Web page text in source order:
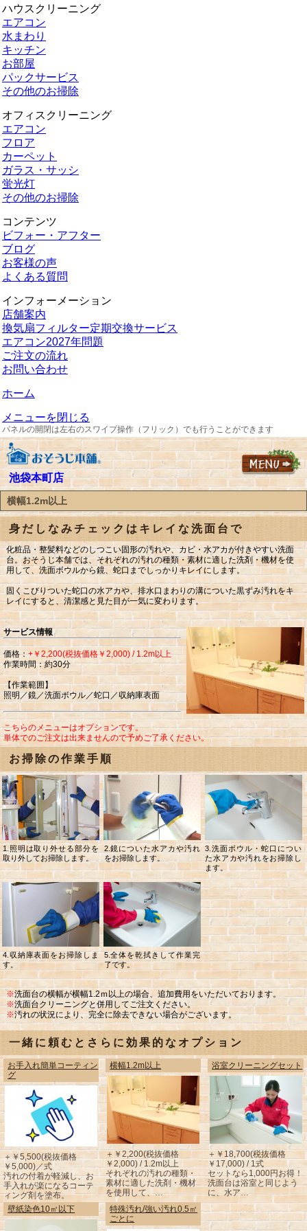
ハウスクリーニング
エアコン
水まわり
キッチン
お部屋
パックサービス
その他のお掃除
オフィスクリーニング
エアコン
フロア
カーペット
ガラス・サッシ
蛍光灯
その他のお掃除
コンテンツ
ビフォー・アフター
ブログ
お客様の声
よくある質問
インフォーメーション
店舗案内
換気扇フィルター定期交換サービス
エアコン2027年問題
ご注文の流れ
お問い合わせ
ホーム
メニューを閉じる
パネルの開閉は左右のスワイプ操作（フリック）でも行うことができます
池袋本町店
横幅1.2m以上
身だしなみチェックはキレイな洗面台で
化粧品・整髪料などのしつこい固形の汚れや、カビ・水アカが付きやすい洗面
台。おそうじ本舗では、それぞれの汚れの種類・素材に適した洗剤・機材を使
用して、洗面ボウルから鏡、蛇口までしっかりキレイにします。
固くこびりついた蛇口の水アカや、排水口まわりの溝についた黒ずみ汚れをキ
レイにすると、清潔感と見た目が一気に変わります。
サービス情報
価格： +￥2,200(税抜価格￥2,000) / 1.2m以上
作業時間：約30分
【作業範囲】
照明／鏡／洗面ボウル／蛇口／収納庫表面
こちらのメニューはオプションです。
単体でのご注文は出来ませんので予めご了承ください。
お掃除の作業手順
1.照明は取り外せる部分を
取り外してお掃除します。
2.鏡についた水アカや汚れ
をお掃除します。
3.洗面ボウル・蛇口につい
た水アカや汚れをお掃除し
ます。
4.収納庫表面をお掃除しま
す。
5.全体を乾拭きして作業完
了です。
※洗面台の横幅が横幅1.2ｍ以上の場合、追加費用をいただいております。
※洗面台クリーニングと併用してご注文ください。
※汚れの状況により、完全に除去できない場合がございます。
一緒に頼むとさらに効果的なオプション
お手入れ簡単コーティン
グ
＋￥5,500(税抜価格
￥5,000)／式
汚れの付着が軽減し、お
手入れが楽になるコーテ
ィング剤を塗布。
横幅1.2m以上
＋￥2,200(税抜価格
￥2,000) / 1.2m以上
それぞれの汚れの種類・
素材に適した洗剤・機材
を使用して、…
浴室クリーニングセット
＋￥18,700(税抜価格
￥17,000) / 1式
セットなら1,000円お得！
洗面台は浴室と同じよう
に、水ア…
壁紙染色10㎡以下
特殊汚れ/強い汚れ0.5㎡
ごとに